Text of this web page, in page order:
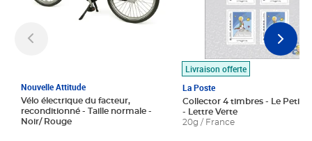
Nouvelle Attitude
Vélo électrique du facteur,
reconditionné - Taille normale -
Noir/ Rouge
Livraison offerte
La Poste
Collector 4 timbres - Le Petit
- Lettre Verte
20g / France